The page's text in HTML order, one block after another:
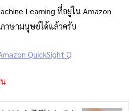
Learning ที่อยู่ใน Amazon
าษามนุษย์ได้แล้วครับ
QuickSight Q